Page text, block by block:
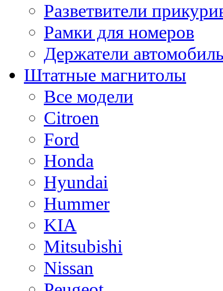
Разветвители
Рамки для номеров
Держатели
Штатные магнитолы
Все модели
Citroen
Ford
Honda
Hyundai
Hummer
KIA
Mitsubishi
Nissan